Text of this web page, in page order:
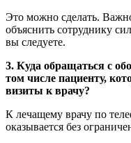
Это можно сделать.
объяснить сотруднику
вы следуете.
3. Куда обращаться с
том числе пациенту,
визиты к врачу?
К лечащему врачу по
оказывается без